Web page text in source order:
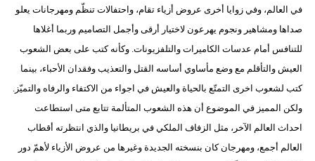
في العالم، وفي زوايا أخرى عروض أزياء تقام، واحتفالات تنظّم ومهرجانات يعلو
صداها ومشاهير ونجوم يهرعون لاختيار أرقى وأجمل التصاميم وربما أغلاها
للتنافس أمام عدسات الكاميرات والتلفزيونات. وكأنه كتب على بعض الشعوب
العيش والتأقلم مع وضع مأساوي أساسه القتل والتعذيب وفقدان الأحباء، بينما
كتب لشعوب اخرى التمتّع بالحياة والعيش في اجواء من الاكتفاء والرفاه والتميّز.
ولكن المميز في الموضوع أن هذه الشعوب المتألمة تتابع متى استطاعت
احداث العالم الآخر، مثل الزفاف الملكي في بريطانيا والذي انتظرته أقطاب
العالم أجمع، ومهرجان كان بنسخته الجديدة وغيرها من عروض الأزياء لأهمّ دور